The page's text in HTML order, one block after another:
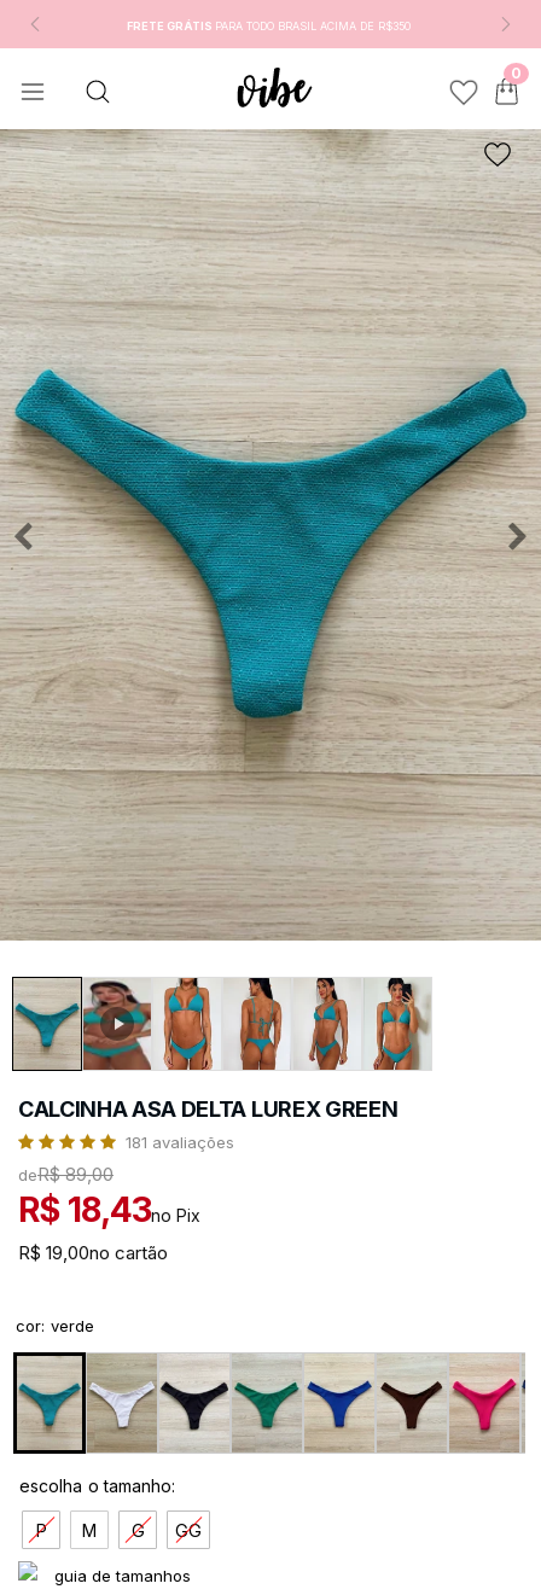
FRETE GRÁTIS PARA TODO BRASIL ACIMA DE R$350
0
CALCINHA ASA DELTA LUREX GREEN
181 avaliações
deR$ 89,00
R$ 18,43no Pix
R$ 19,00no cartão
cor: verde
P M G GG